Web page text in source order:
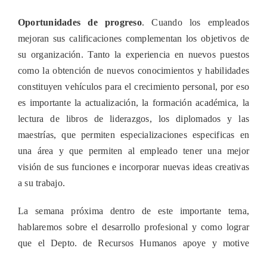
Oportunidades de progreso. Cuando los empleados
mejoran sus calificaciones complementan los objetivos de
su organización. Tanto la experiencia en nuevos puestos
como la obtención de nuevos conocimientos y habilidades
constituyen vehículos para el crecimiento personal, por eso
es importante la actualización, la formación académica, la
lectura de libros de liderazgos, los diplomados y las
maestrías, que permiten especializaciones especificas en
una área y que permiten al empleado tener una mejor
visión de sus funciones e incorporar nuevas ideas creativas
a su trabajo.
La semana próxima dentro de este importante tema,
hablaremos sobre el desarrollo profesional y como lograr
que el Depto. de Recursos Humanos apoye y motive